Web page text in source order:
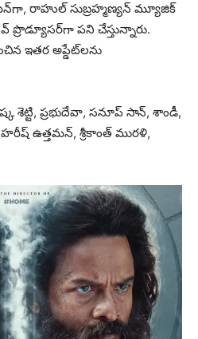
రాహుల్ సుబ్రహ్మణ్యన్ మ్యూజిక్
ప్రొడ్యూసర్‌గా పని చేస్తున్నారు.
ఇతర అప్డేట్‌లను
శెట్టి, ప్రభుదేవా, సనూప్ సాన్, శాండీ,
ఉత్తమన్, శ్రీకాంత్ మురళి,